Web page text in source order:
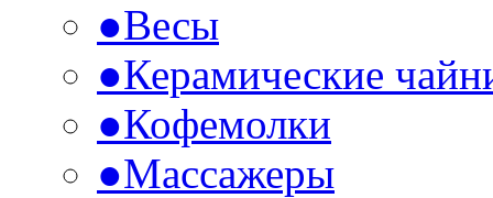
●Весы
●Керамические
●Кофемолки
●Массажеры